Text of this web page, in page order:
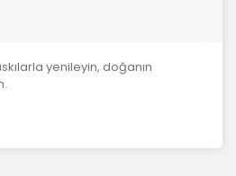
yenileyin, doğanın